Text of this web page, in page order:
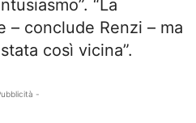
“La
– conclude Renzi – ma
così vicina”.
-